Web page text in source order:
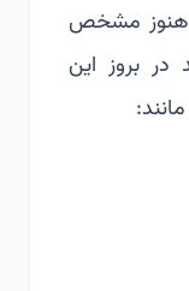
هنوز مشخص
در بروز این